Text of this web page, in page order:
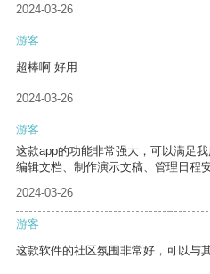
2024-03-26
游客
超棒啊 好用
2024-03-26
游客
这款app的功能非常强大，可以满足
编辑文档、制作演示文稿、管理日程安
2024-03-26
游客
这款软件的社区氛围非常好，可以与